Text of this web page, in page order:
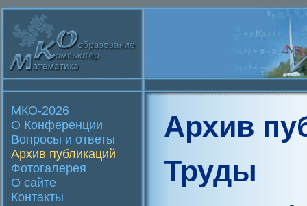
МКО-2026
О Конференции
Вопросы и ответы
Архив публикаций
Фотогалерея
О сайте
Контакты
Архив
Труды